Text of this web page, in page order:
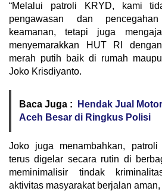
“Melalui patroli KRYD, kami
pengawasan dan
keamanan, tetapi juga
menyemarakkan HUT RI
merah putih baik di rumah
Joko Krisdiyanto.
Baca Juga :
Hendak Jual
Aceh Besar di Ringkus Polisi
Joko juga menambahkan,
terus digelar secara rutin di
meminimalisir tindak
aktivitas masyarakat berjalan